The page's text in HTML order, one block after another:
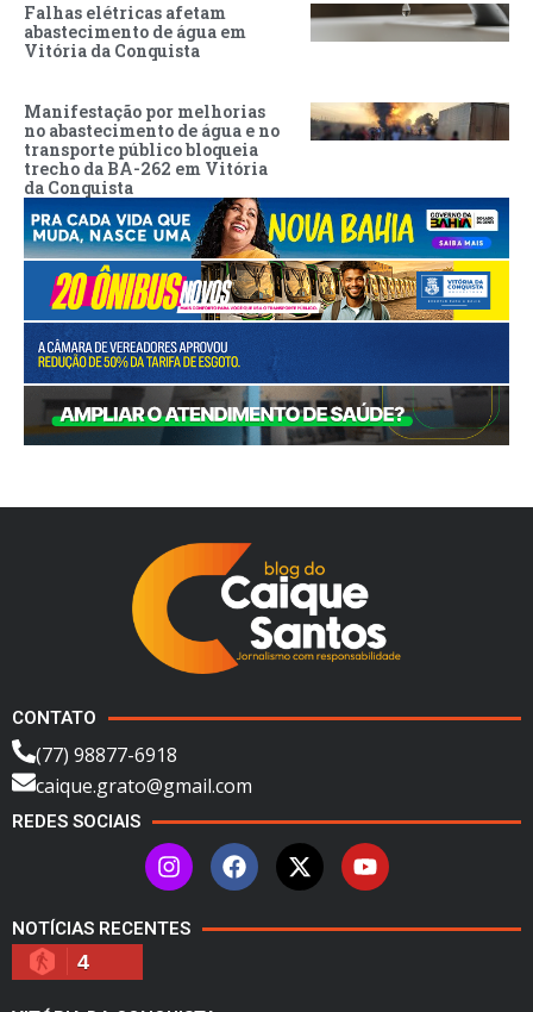
Falhas elétricas afetam
abastecimento de água em
Vitória da Conquista
Manifestação por melhorias
no abastecimento de água e no
transporte público bloqueia
trecho da BA-262 em Vitória
da Conquista
CONTATO
(77) 98877-6918
caique.grato@gmail.com
REDES SOCIAIS
NOTÍCIAS RECENTES
4